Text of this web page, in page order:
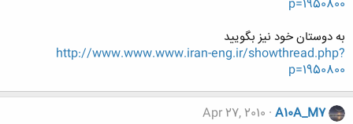
p=1950800
به دوستان خود نیز بگویید
http://www.www.www.iran-eng.ir/showthread.php?
p=1950800
A10A_M7
Apr 27, 2010